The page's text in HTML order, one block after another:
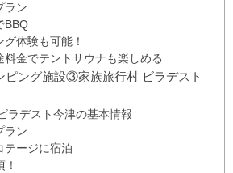
ラン
BBQ
体験も可能！
料金でテントサウナも楽しめる
ピング施設③家族旅行村 ビラデスト
ラデスト今津の基本情報
ラン
テージに宿泊